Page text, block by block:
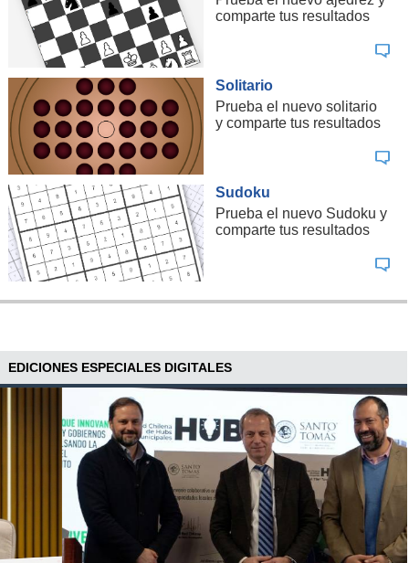
comparte tus resultados
Solitario
Prueba el nuevo solitario
y comparte tus resultados
Sudoku
Prueba el nuevo Sudoku y
comparte tus resultados
EDICIONES ESPECIALES DIGITALES